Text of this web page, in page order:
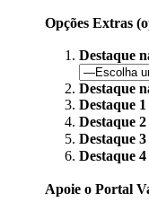
Opções Extras
Destaque
Destaque
Destaque 1
Destaque 2
Destaque 3
Destaque 4
Apoie o Portal